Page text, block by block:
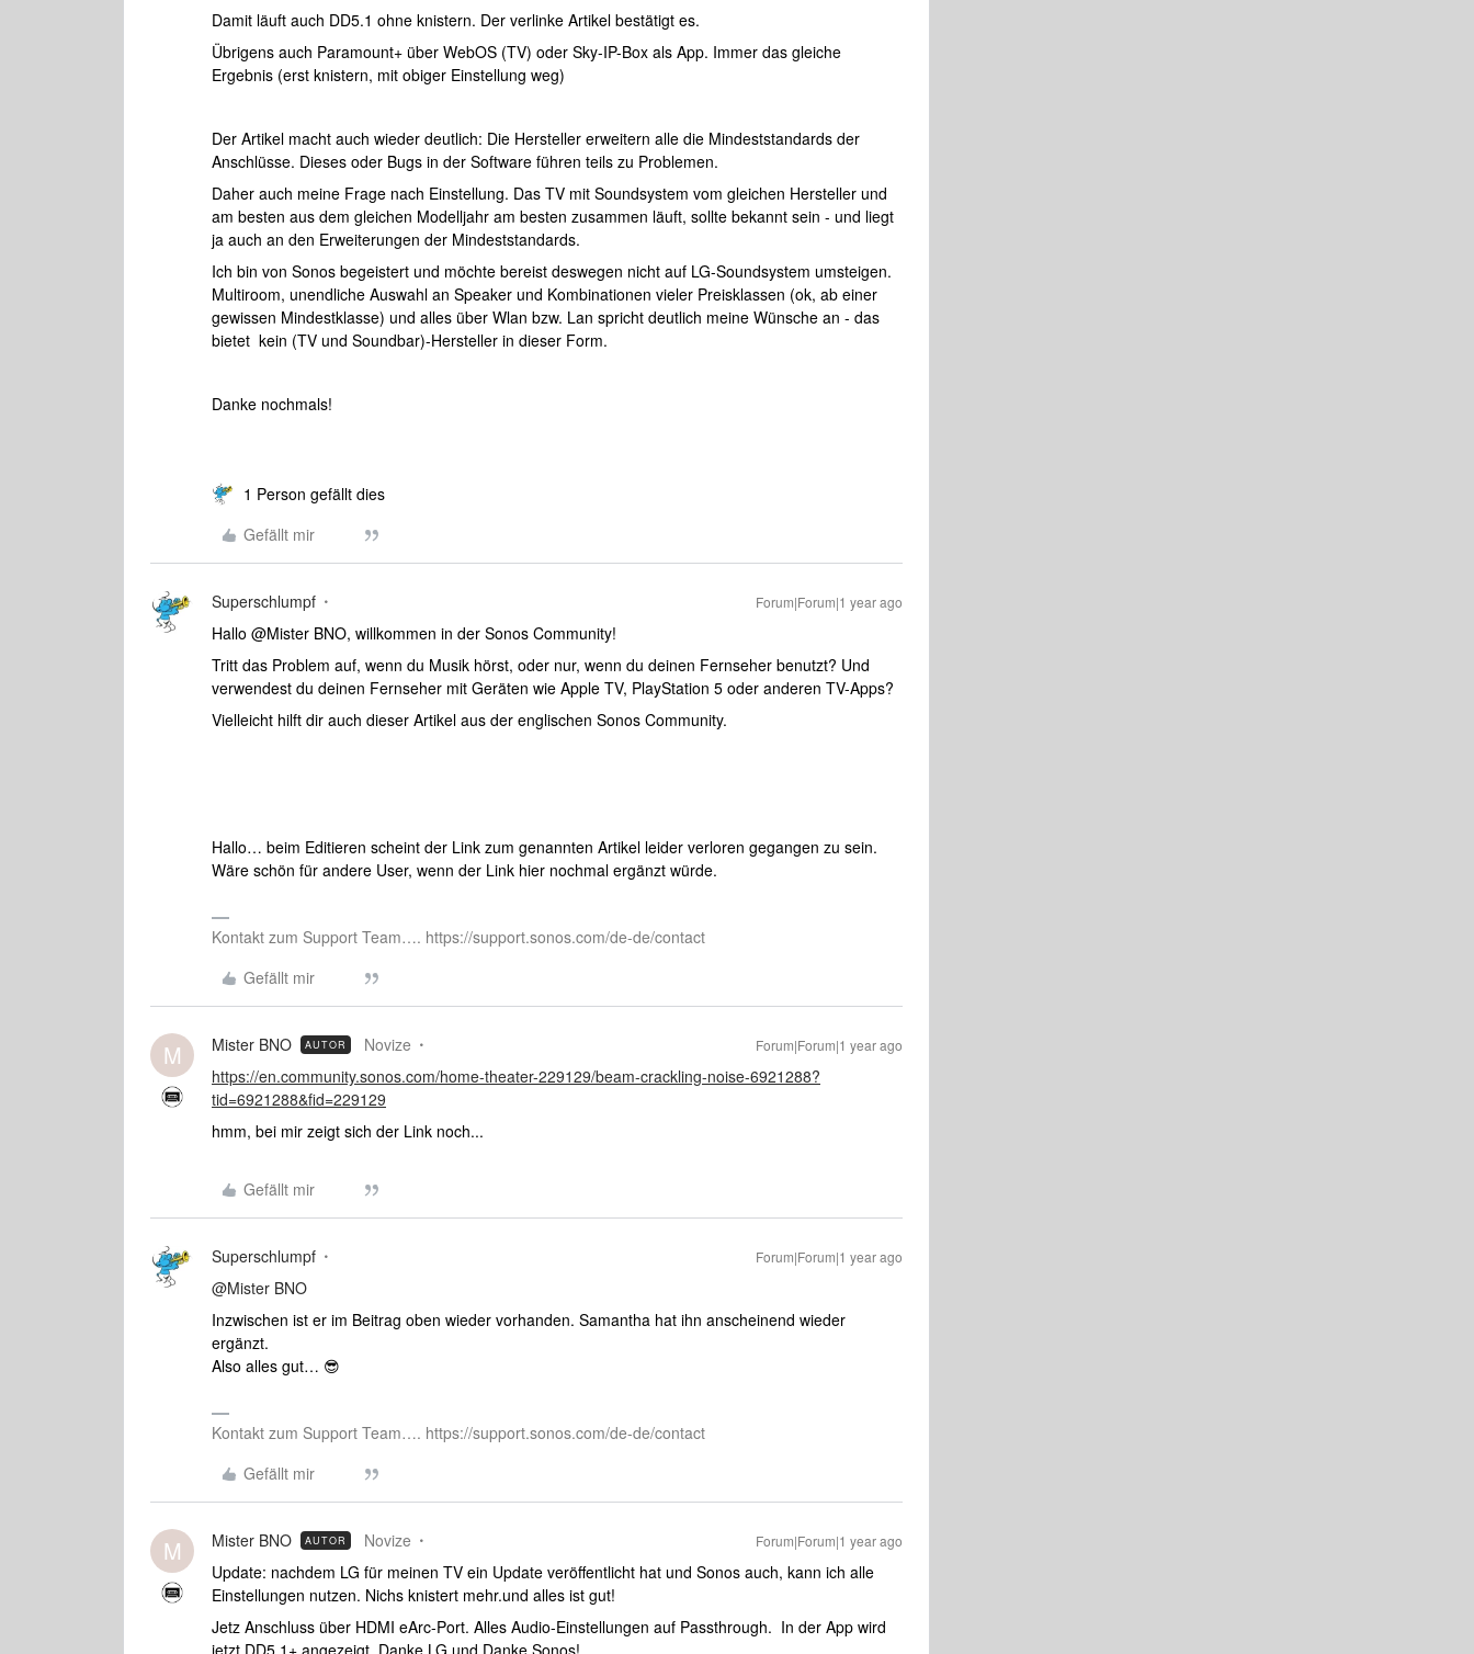
Damit läuft auch DD5.1 ohne knistern. Der verlinke Artikel bestätigt es.
Übrigens auch Paramount+ über WebOS (TV) oder Sky-IP-Box als App. Immer das gleiche
Ergebnis (erst knistern, mit obiger Einstellung weg)
Der Artikel macht auch wieder deutlich: Die Hersteller erweitern alle die Mindeststandards der
Anschlüsse. Dieses oder Bugs in der Software führen teils zu Problemen.
Daher auch meine Frage nach Einstellung. Das TV mit Soundsystem vom gleichen Hersteller und
am besten aus dem gleichen Modelljahr am besten zusammen läuft, sollte bekannt sein - und liegt
ja auch an den Erweiterungen der Mindeststandards.
Ich bin von Sonos begeistert und möchte bereist deswegen nicht auf LG-Soundsystem umsteigen.
Multiroom, unendliche Auswahl an Speaker und Kombinationen vieler Preisklassen (ok, ab einer
gewissen Mindestklasse) und alles über Wlan bzw. Lan spricht deutlich meine Wünsche an - das
bietet kein (TV und Soundbar)-Hersteller in dieser Form.
Danke nochmals!
1 Person gefällt dies
Gefällt mir
Superschlumpf Forum|Forum|1 year ago
Hallo @Mister BNO, willkommen in der Sonos Community!
Tritt das Problem auf, wenn du Musik hörst, oder nur, wenn du deinen Fernseher benutzt? Und
verwendest du deinen Fernseher mit Geräten wie Apple TV, PlayStation 5 oder anderen TV-Apps?
Vielleicht hilft dir auch dieser Artikel aus der englischen Sonos Community.
Hallo… beim Editieren scheint der Link zum genannten Artikel leider verloren gegangen zu sein.
Wäre schön für andere User, wenn der Link hier nochmal ergänzt würde.
Kontakt zum Support Team…. https://support.sonos.com/de-de/contact
Gefällt mir
M Mister BNO AUTOR Novize Forum|Forum|1 year ago
https://en.community.sonos.com/home-theater-229129/beam-crackling-noise-6921288?
tid=6921288&fid=229129
hmm, bei mir zeigt sich der Link noch...
Gefällt mir
Superschlumpf Forum|Forum|1 year ago
@Mister BNO
Inzwischen ist er im Beitrag oben wieder vorhanden. Samantha hat ihn anscheinend wieder
ergänzt.
Also alles gut… 😎
Kontakt zum Support Team…. https://support.sonos.com/de-de/contact
Gefällt mir
M Mister BNO AUTOR Novize Forum|Forum|1 year ago
Update: nachdem LG für meinen TV ein Update veröffentlicht hat und Sonos auch, kann ich alle
Einstellungen nutzen. Nichs knistert mehr.und alles ist gut!
Jetz Anschluss über HDMI eArc-Port. Alles Audio-Einstellungen auf Passthrough. In der App wird
jetzt DD5.1+ angezeigt. Danke LG und Danke Sonos!